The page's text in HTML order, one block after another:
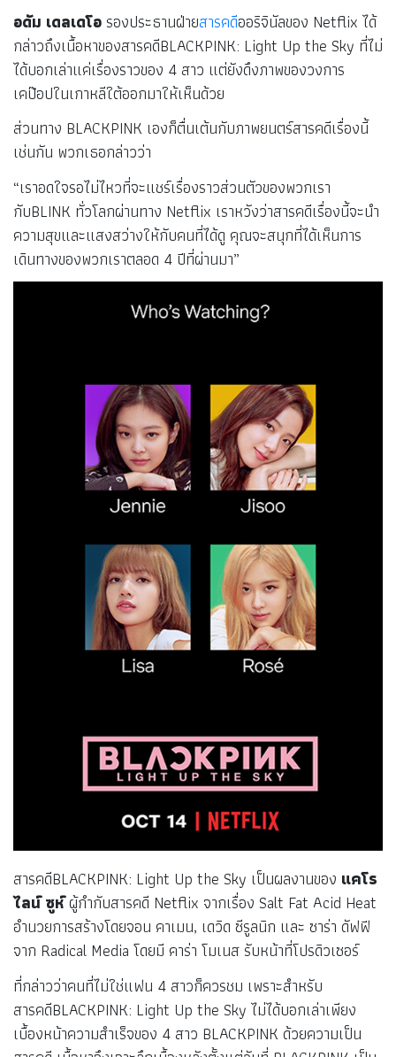
อดัม เดลเดโอ รองประธานฝ่ายสารคดีออริจินัลของ Netflix ได้
กล่าวถึงเนื้อหาของสารคดีBLACKPINK: Light Up the Sky ที่ไม่
ได้บอกเล่าแค่เรื่องราวของ 4 สาว แต่ยังดึงภาพของวงการ
เคป๊อปในเกาหลีใต้ออกมาให้เห็นด้วย
ส่วนทาง BLACKPINK เองก็ตื่นเต้นกับภาพยนตร์สารคดีเรื่องนี้
เช่นกัน พวกเธอกล่าวว่า
“เราอดใจรอไม่ไหวที่จะแชร์เรื่องราวส่วนตัวของพวกเรา
กับBLINK ทั่วโลกผ่านทาง Netflix เราหวังว่าสารคดีเรื่องนี้จะนำ
ความสุขและแสงสว่างให้กับคนที่ได้ดู คุณจะสนุกที่ได้เห็นการ
เดินทางของพวกเราตลอด 4 ปีที่ผ่านมา”
สารคดีBLACKPINK: Light Up the Sky เป็นผลงานของ แคโร
ไลน์ ซูห์ผู้กำกับสารคดี Netflix จากเรื่อง Salt Fat Acid Heat
อำนวยการสร้างโดยจอน คาเมน, เดวิด ซีรูลนิก และ ซาร่า ดัฟฟี
จาก Radical Media โดยมี คาร่า โมเนส รับหน้าที่โปรดิวเซอร์
ที่กล่าวว่าคนที่ไม่ใช่แฟน 4 สาวก็ควรชม เพราะสำหรับ
สารคดีBLACKPINK: Light Up the Sky ไม่ได้บอกเล่าเพียง
เบื้องหน้าความสำเร็จของ 4 สาว BLACKPINK ด้วยความเป็น